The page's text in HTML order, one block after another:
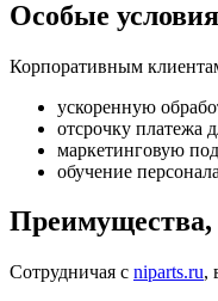
Особые
Корпоративным
ускоренную
отсрочку платежа
маркетинговую
обучение
Преимущества,
Сотрудничая с niparts.ru,